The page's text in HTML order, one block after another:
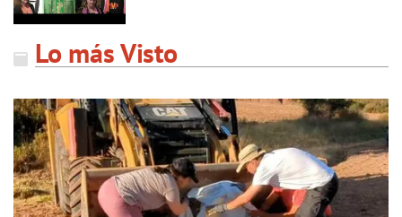
Lo más Visto